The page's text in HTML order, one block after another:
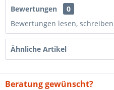
Bewertungen
0
Bewertungen lesen,
Ähnliche Artikel
Beratung gewünscht?